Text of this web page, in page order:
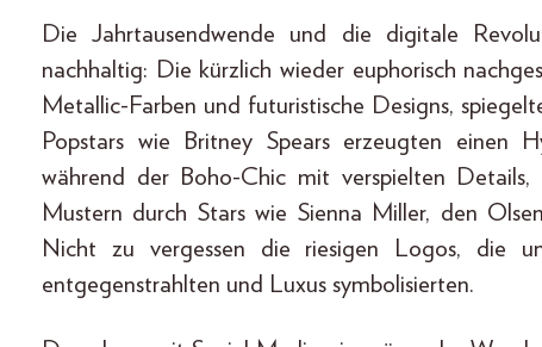
Die Jahrtausendwende und die digitale
nachhaltig: Die kürzlich wieder euphorisch
Metallic-Farben und futuristische Designs,
Popstars wie Britney Spears erzeugten einen
während der Boho-Chic mit verspielten
Mustern durch Stars wie Sienna Miller, den
Nicht zu vergessen die riesigen Logos, die
entgegenstrahlten und Luxus symbolisierten.